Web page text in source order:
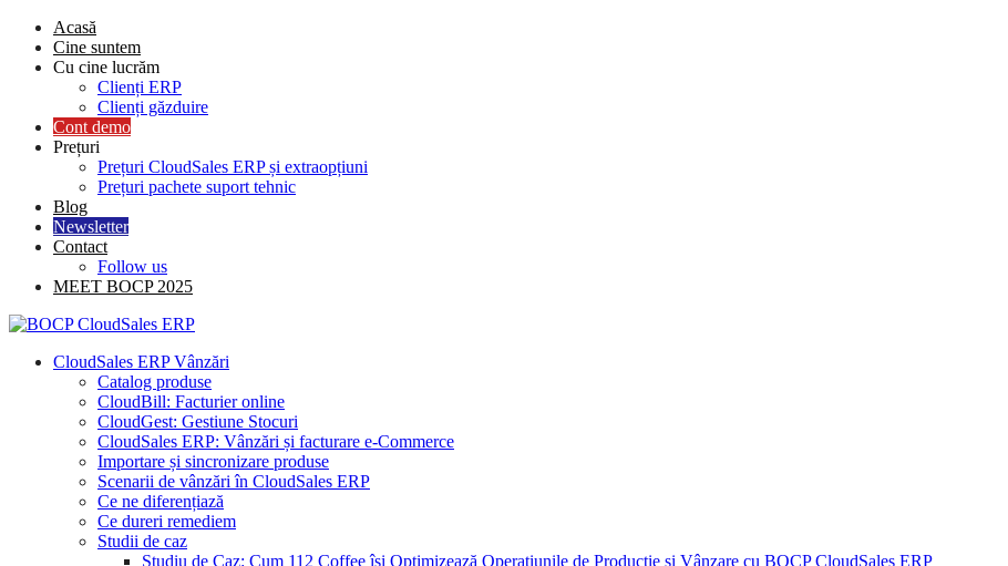
Skip
content
Acasă
Cine suntem
Cu cine lucrăm
Clienți ERP
Clienți găzduire
Cont demo
Prețuri
Prețuri CloudSales ERP și extraopțiuni
Prețuri pachete suport tehnic
Blog
Newsletter
Contact
Follow us
MEET BOCP 2025
CloudSales ERP Vânzări
Catalog produse
CloudBill: Facturier online
CloudGest: Gestiune Stocuri
CloudSales ERP: Vânzări și facturare e-Commerce
Importare și sincronizare produse
Scenarii de vânzări în CloudSales ERP
Ce ne diferențiază
Ce dureri remediem
Studii de caz
Studiu de Caz: Cum 112 Coffee își Optimizează Operațiunile de Producție și Vânzare cu BOCP CloudSales ERP